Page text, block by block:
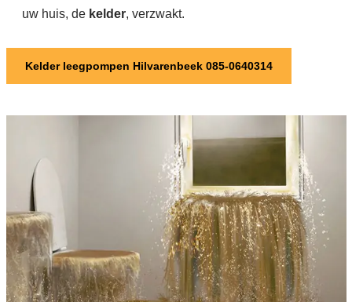
uw huis, de kelder, verzwakt.
Kelder leegpompen Hilvarenbeek 085-0640314